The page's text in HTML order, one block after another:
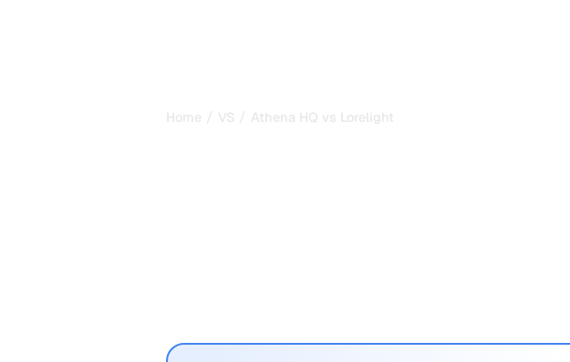
Home / VS / Athena HQ vs Lorelight